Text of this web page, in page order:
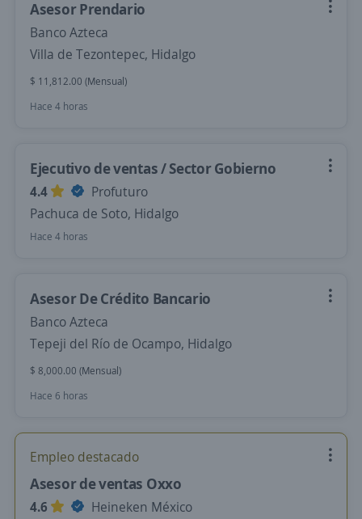
Asesor Prendario
Banco Azteca
Villa de Tezontepec, Hidalgo
$ 11,812.00 (Mensual)
Hace 4 horas
Ejecutivo de ventas / Sector Gobierno
4.4
Profuturo
Pachuca de Soto, Hidalgo
Hace 4 horas
Asesor De Crédito Bancario
Banco Azteca
Tepeji del Río de Ocampo, Hidalgo
$ 8,000.00 (Mensual)
Hace 6 horas
Empleo destacado
Asesor de ventas Oxxo
4.6
Heineken México